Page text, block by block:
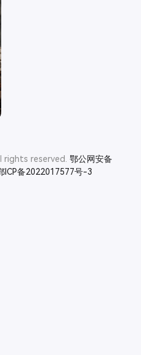
rights reserved. 鄂公网安备
ICP备2022017577号-3